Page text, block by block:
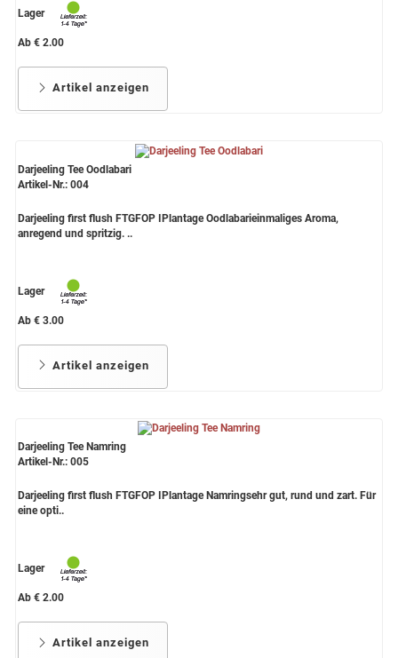
Lager
Ab € 2.00
Artikel anzeigen
Darjeeling Tee Oodlabari
Artikel-Nr.: 004
Darjeeling first flush FTGFOP IPlantage Oodlabarieinmaliges Aroma,
anregend und spritzig. ..
Lager
Ab € 3.00
Artikel anzeigen
Darjeeling Tee Namring
Artikel-Nr.: 005
Darjeeling first flush FTGFOP IPlantage Namringsehr gut, rund und zart. Für
eine opti..
Lager
Ab € 2.00
Artikel anzeigen